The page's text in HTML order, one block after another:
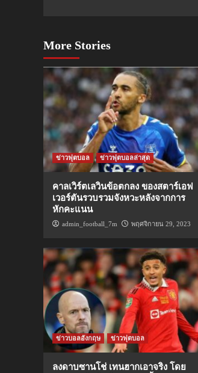
More Stories
ข่าวฟุตบอล ข่าวฟุตบอลล่าสุด
คาลเวิร์ตเลวินข้อตกลง ของสตาร์เอฟ
เวอร์ตันรวบรวมจังหวะหลังจากการ
หักคะแนน
admin_football_7m พฤศจิกายน 29, 2023
ข่าวบอลอังกฤษ ข่าวฟุตบอล
ลงดาบซานโช่ เทนฮากเอาจริง โดย